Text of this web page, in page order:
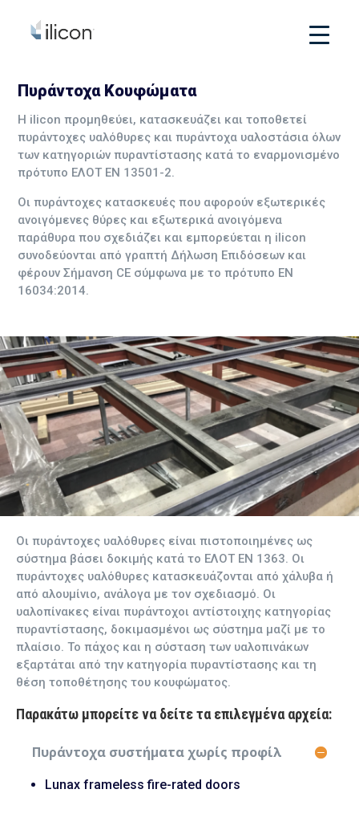
Πυράντοχα Κουφώματα
Η ilicon προμηθεύει, κατασκευάζει και τοποθετεί
πυράντοχες υαλόθυρες και πυράντοχα υαλοστάσια όλων
των κατηγοριών πυραντίστασης κατά το εναρμονισμένο
πρότυπο ΕΛΟΤ ΕΝ 13501-2.
Οι πυράντοχες κατασκευές που αφορούν εξωτερικές
ανοιγόμενες θύρες και εξωτερικά ανοιγόμενα
παράθυρα που σχεδιάζει και εμπορεύεται η ilicon
συνοδεύονται από γραπτή Δήλωση Επιδόσεων και
φέρουν Σήμανση CE σύμφωνα με το πρότυπο EN
16034:2014.
Οι πυράντοχες υαλόθυρες είναι πιστοποιημένες ως
σύστημα βάσει δοκιμής κατά το ΕΛΟΤ ΕΝ 1363. Οι
πυράντοχες υαλόθυρες κατασκευάζονται από χάλυβα ή
από αλουμίνιο, ανάλογα με τον σχεδιασμό. Οι
υαλοπίνακες είναι πυράντοχοι αντίστοιχης κατηγορίας
πυραντίστασης, δοκιμασμένοι ως σύστημα μαζί με το
πλαίσιο. Το πάχος και η σύσταση των υαλοπινάκων
εξαρτάται από την κατηγορία πυραντίστασης και τη
θέση τοποθέτησης του κουφώματος.
Παρακάτω μπορείτε να δείτε τα επιλεγμένα αρχεία:
Πυράντοχα συστήματα χωρίς προφίλ
Lunax frameless fire-rated doors